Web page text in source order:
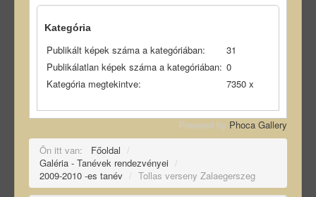
Kategória
Publikált képek száma a kategóriában:
31
Publikálatlan képek száma a kategóriában: 0
Kategória megtekintve:
7350 x
Powered by Phoca Gallery
Ön itt van:
Főoldal /
Galéria - Tanévek rendezvényei /
2009-2010 -es tanév / Tollas verseny Zalaegerszeg